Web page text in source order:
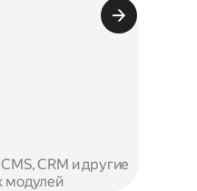
CRM и другие
модулей